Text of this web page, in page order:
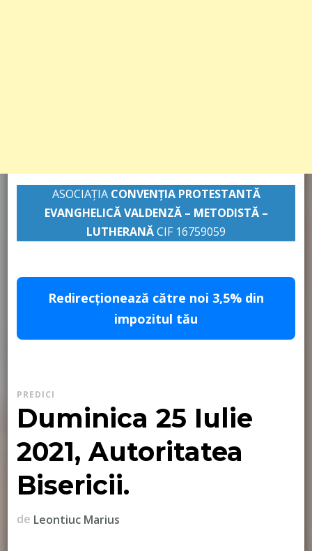
ASOCIAȚIA CONVENŢIA PROTESTANTĂ
EVANGHELICĂ VALDENZĂ – METODISTĂ –
LUTHERANĂCIF 16759059
Redirecționează către noi 3,5% din
impozitul tău
PREDICI
Duminica 25 Iulie
2021, Autoritatea
Bisericii.
de Leontiuc Marius